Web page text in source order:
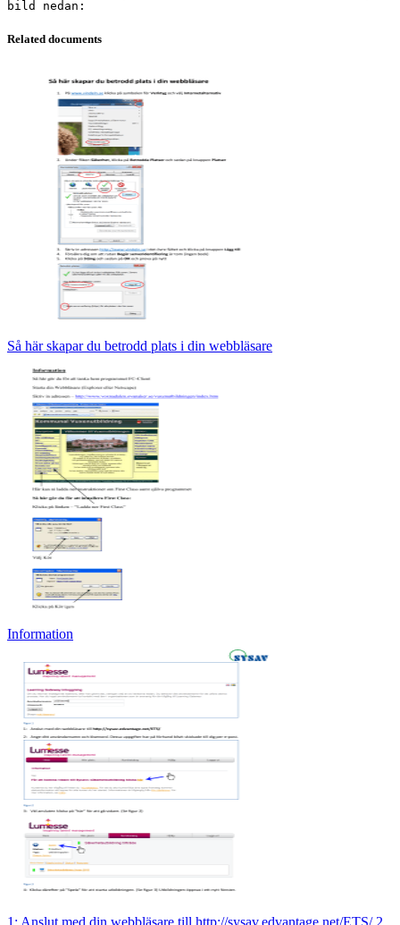
Related documents
Så här skapar du betrodd plats i din webbläsare
Information